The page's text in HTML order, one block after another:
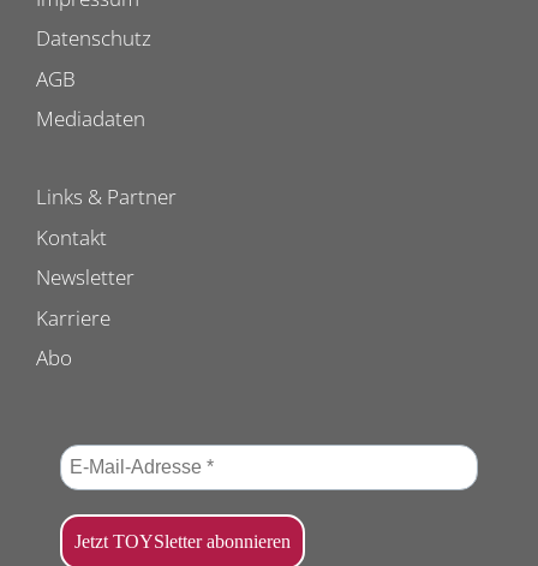
Datenschutz
AGB
Mediadaten
Links & Partner
Kontakt
Newsletter
Karriere
Abo